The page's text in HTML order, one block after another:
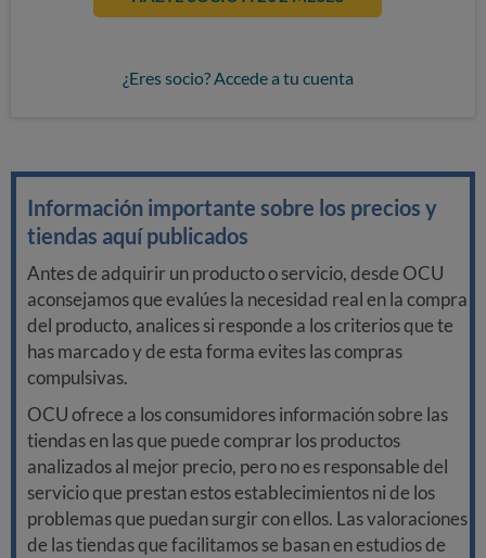
¿Eres socio? Accede a tu cuenta
Información importante sobre los precios y
tiendas aquí publicados
Antes de adquirir un producto o servicio, desde OCU
aconsejamos que evalúes la necesidad real en la compra
del producto, analices si responde a los criterios que te
has marcado y de esta forma evites las compras
compulsivas.
OCU ofrece a los consumidores información sobre las
tiendas en las que puede comprar los productos
analizados al mejor precio, pero no es responsable del
servicio que prestan estos establecimientos ni de los
problemas que puedan surgir con ellos. Las valoraciones
de las tiendas que facilitamos se basan en estudios de